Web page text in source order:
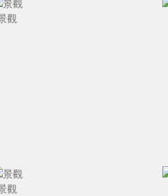
觀
觀